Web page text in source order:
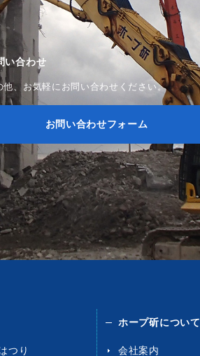
い合わせ
他、お気軽にお問い合わせください。
お問い合わせフォーム
つり
ホープ斫について
会社案内